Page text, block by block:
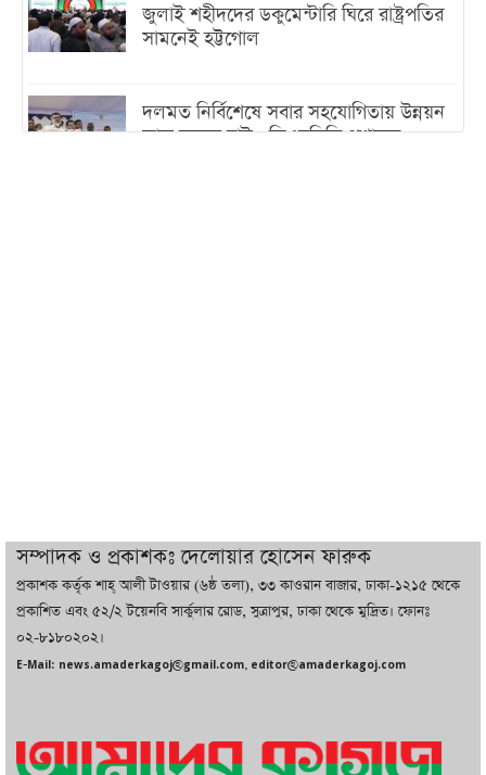
জুলাই শহীদদের ডকুমেন্টারি ঘিরে রাষ্ট্রপতির
সামনেই হট্টগোল
দলমত নির্বিশেষে সবার সহযোগিতায় উন্নয়ন
কাজ করতে চাই : ডিএনসিসি প্রশাসক
বাজারে কাঁচা মরিচে ‘আগুন’, ‘এত দাম তো
আগে দেখিনি’
সম্পাদক ও প্রকাশকঃ দেলোয়ার হোসেন ফারুক
প্রকাশক কর্তৃক শাহ্ আলী টাওয়ার (৬ষ্ঠ তলা), ৩৩ কাওরান বাজার, ঢাকা-১২১৫ থেকে
প্রকাশিত এবং ৫২/২ টয়েনবি সার্কুলার রোড, সুত্রাপুর, ঢাকা থেকে মুদ্রিত। ফোনঃ
০২-৮১৮০২০২।
E-Mail: news.amaderkagoj@gmail.com, editor@amaderkagoj.com